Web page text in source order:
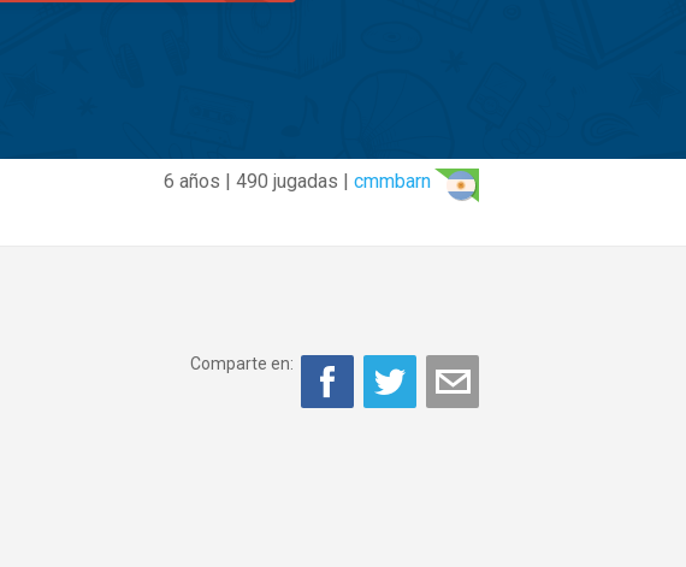
6 años | 490 jugadas | cmmbarn
Comparte en: